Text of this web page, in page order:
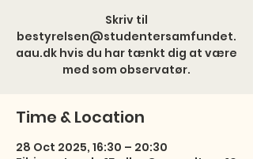
Skriv til
bestyrelsen@studentersamfundet.
aau.dk hvis du har tænkt dig at være
med som observatør.
Time & Location
28 Oct 2025, 16:30 – 20:30